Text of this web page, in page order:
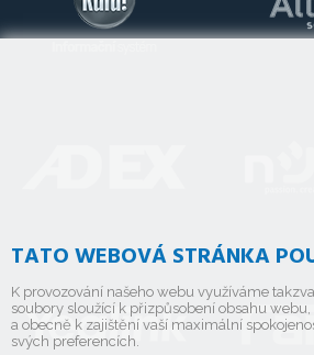
TATO WEBOVÁ STRÁNKA
K provozování našeho webu využíváme
soubory sloužící k přizpůsobení obsahu
a obecně k zajištění vaší maximální
svých preferencích.